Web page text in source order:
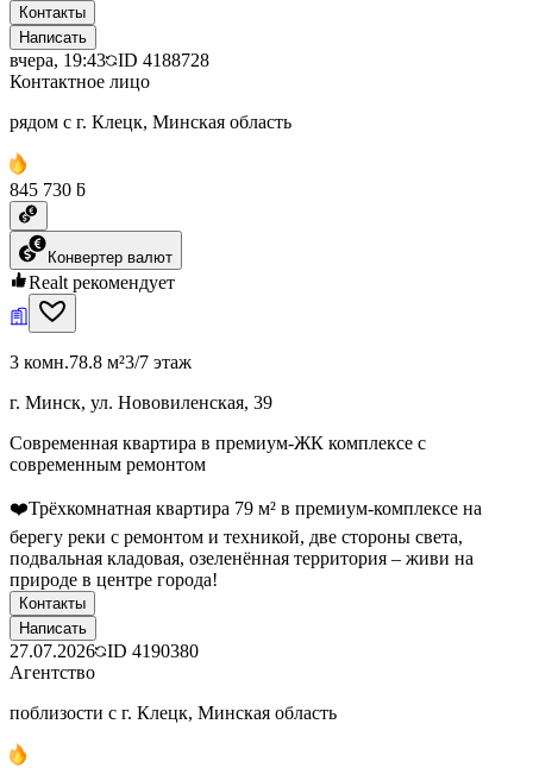
Контакты
Написать
вчера, 19:43 ID 4188728
Контактное лицо
рядом с г. Клецк, Минская область
845 730 ƃ
Конвертер валют
Realt рекомендует
3 комн.78.8 м²3/7 этаж
г. Минск, ул. Нововиленская, 39
Современная квартира в премиум-ЖК комплексе с
современным ремонтом
❤️Трёхкомнатная квартира 79 м² в премиум-комплексе на
берегу реки с ремонтом и техникой, две стороны света,
подвальная кладовая, озеленённая территория – живи на
природе в центре города!
Контакты
Написать
27.07.2026 ID 4190380
Агентство
поблизости с г. Клецк, Минская область